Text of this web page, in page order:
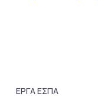
ΕΡΓΑ ΕΣΠΑ